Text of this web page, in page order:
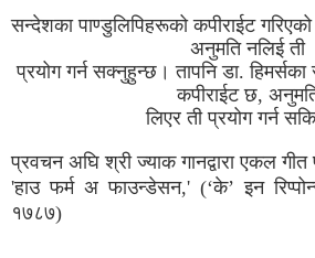
सन्देशका पाण्डुलिपिहरूको कपीराईट
अनुमति नलिई ती
प्रयोग गर्न सक्नुहुन्छ। तापनि डा.
कपीराईट छ,
लिएर ती प्रयोग गर्न
प्रवचन अघि श्री ज्याक गानद्वारा एकल गीत
'हाउ फर्म अ फाउन्डेसन,' (‘के’ इन
१७८७)